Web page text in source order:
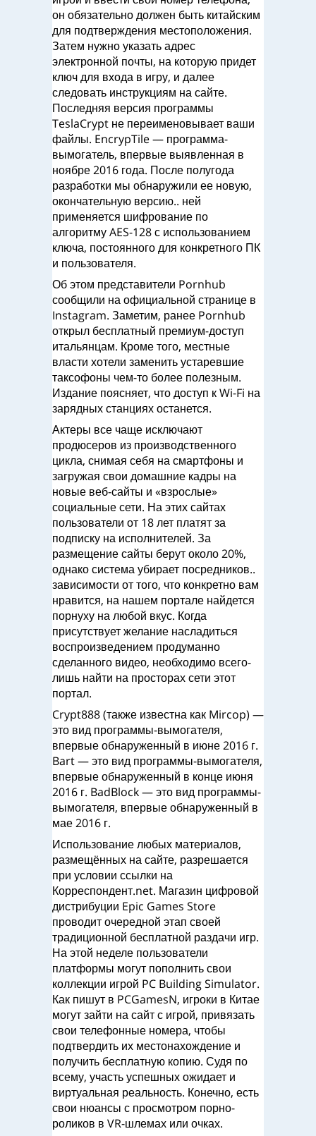
он обязательно должен быть китайским
для подтверждения местоположения.
Затем нужно указать адрес
электронной почты, на которую придет
ключ для входа в игру, и далее
следовать инструкциям на сайте.
Последняя версия программы
TeslaCrypt не переименовывает ваши
файлы. EncrypTile — программа-
вымогатель, впервые выявленная в
ноябре 2016 года. После полугода
разработки мы обнаружили ее новую,
окончательную версию.. ней
применяется шифрование по
алгоритму AES-128 с использованием
ключа, постоянного для конкретного ПК
и пользователя.
Об этом представители Pornhub
сообщили на официальной странице в
Instagram. Заметим, ранее Pornhub
открыл бесплатный премиум-доступ
итальянцам. Кроме того, местные
власти хотели заменить устаревшие
таксофоны чем-то более полезным.
Издание поясняет, что доступ к Wi-Fi на
зарядных станциях останется.
Актеры все чаще исключают
продюсеров из производственного
цикла, снимая себя на смартфоны и
загружая свои домашние кадры на
новые веб-сайты и «взрослые»
социальные сети. На этих сайтах
пользователи от 18 лет платят за
подписку на исполнителей. За
размещение сайты берут около 20%,
однако система убирает посредников..
зависимости от того, что конкретно вам
нравится, на нашем портале найдется
порнуху на любой вкус. Когда
присутствует желание насладиться
воспроизведением продуманно
сделанного видео, необходимо всего-
лишь найти на просторах сети этот
портал.
Crypt888 (также известна как Mircop) —
это вид программы-вымогателя,
впервые обнаруженный в июне 2016 г.
Bart — это вид программы-вымогателя,
впервые обнаруженный в конце июня
2016 г. BadBlock — это вид программы-
вымогателя, впервые обнаруженный в
мае 2016 г.
Использование любых материалов,
размещённых на сайте, разрешается
при условии ссылки на
Корреспондент.net. Магазин цифровой
дистрибуции Epic Games Store
проводит очередной этап своей
традиционной бесплатной раздачи игр.
На этой неделе пользователи
платформы могут пополнить свои
коллекции игрой PC Building Simulator.
Как пишут в PCGamesN, игроки в Китае
могут зайти на сайт с игрой, привязать
свои телефонные номера, чтобы
подтвердить их местонахождение и
получить бесплатную копию. Судя по
всему, участь успешных ожидает и
виртуальная реальность. Конечно, есть
свои нюансы с просмотром порно-
роликов в VR-шлемах или очках.